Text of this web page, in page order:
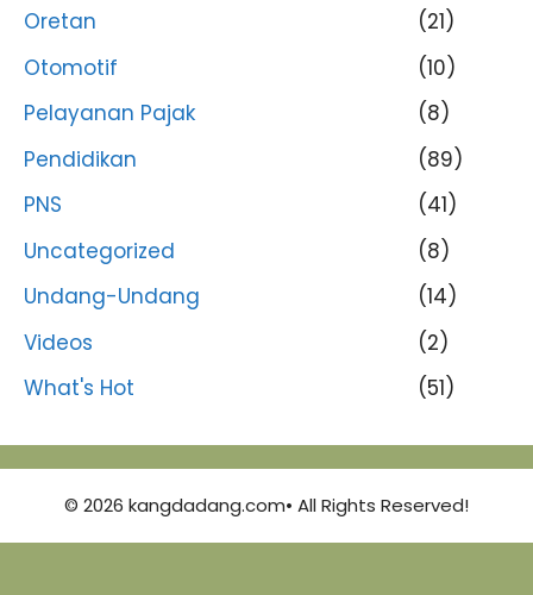
Oretan
(21)
Otomotif
(10)
Pelayanan Pajak
(8)
Pendidikan
(89)
PNS
(41)
Uncategorized
(8)
Undang-Undang
(14)
Videos
(2)
What's Hot
(51)
© 2026 kangdadang.com• All Rights Reserved!